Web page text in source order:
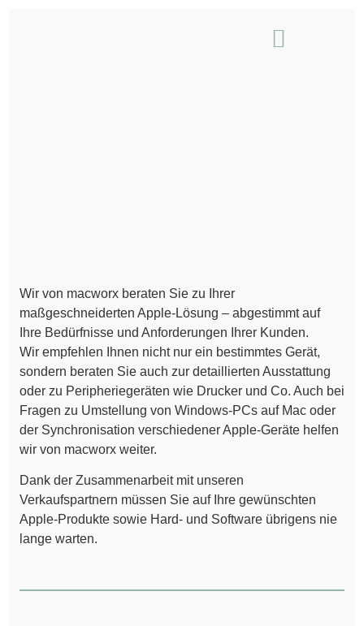
Wir von macworx beraten Sie zu Ihrer
maßgeschneiderten Apple-Lösung – abgestimmt auf
Ihre Bedürfnisse und Anforderungen Ihrer Kunden.
Wir empfehlen Ihnen nicht nur ein bestimmtes Gerät,
sondern beraten Sie auch zur detaillierten Ausstattung
oder zu Peripheriegeräten wie Drucker und Co. Auch bei
Fragen zu Umstellung von Windows-PCs auf Mac oder
der Synchronisation verschiedener Apple-Geräte helfen
wir von macworx weiter.
Dank der Zusammenarbeit mit unseren
Verkaufspartnern müssen Sie auf Ihre gewünschten
Apple-Produkte sowie Hard- und Software übrigens nie
lange warten.